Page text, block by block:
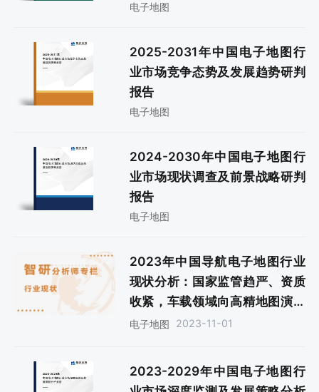
电子地图
2025-2031年中国电子地图行
业市场竞争态势及发展趋势研判
报告
电子地图
2024-2030年中国电子地图行
业市场现状调查及前景战略研判
报告
电子地图
2023年中国导航电子地图行业
现状分析：国家监管趋严、资质
收紧，车载领域向高精地图演进
[图]
电子地图 2023-11-01
2023-2029年中国电子地图行